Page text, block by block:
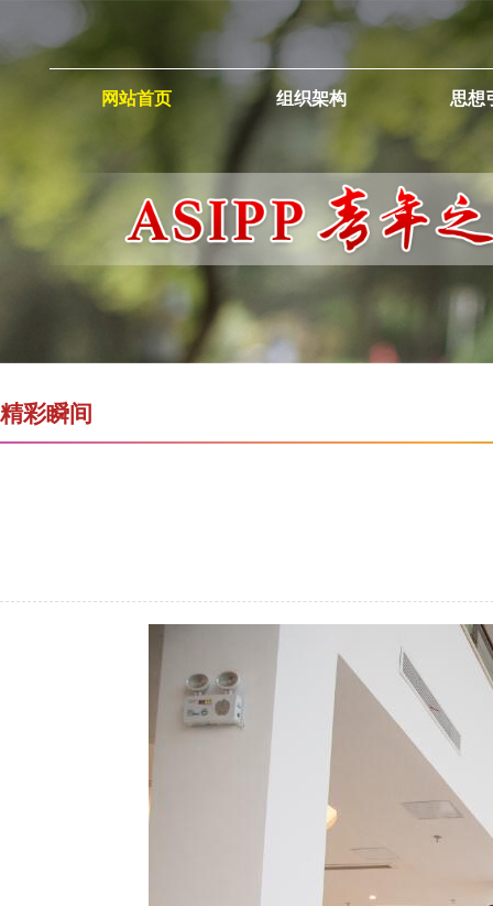
网站首页 组织架构 思想
精彩瞬间